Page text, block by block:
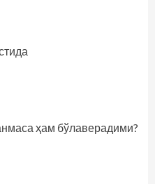
ҳам бўлаверадими?